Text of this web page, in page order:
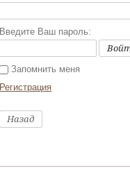
Введите Ваш пароль:
Запомнить меня
Регистрация
Назад